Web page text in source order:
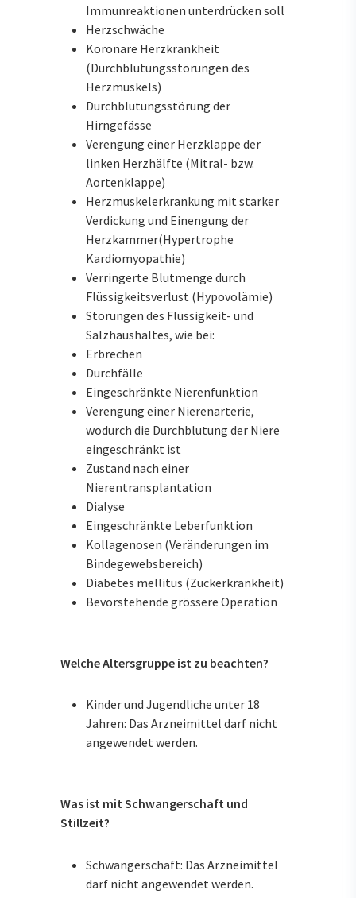
Immunreaktionen unterdrücken soll
Herzschwäche
Koronare Herzkrankheit
(Durchblutungsstörungen des
Herzmuskels)
Durchblutungsstörung der
Hirngefässe
Verengung einer Herzklappe der
linken Herzhälfte (Mitral- bzw.
Aortenklappe)
Herzmuskelerkrankung mit starker
Verdickung und Einengung der
Herzkammer(Hypertrophe
Kardiomyopathie)
Verringerte Blutmenge durch
Flüssigkeitsverlust (Hypovolämie)
Störungen des Flüssigkeit- und
Salzhaushaltes, wie bei:
Erbrechen
Durchfälle
Eingeschränkte Nierenfunktion
Verengung einer Nierenarterie,
wodurch die Durchblutung der Niere
eingeschränkt ist
Zustand nach einer
Nierentransplantation
Dialyse
Eingeschränkte Leberfunktion
Kollagenosen (Veränderungen im
Bindegewebsbereich)
Diabetes mellitus (Zuckerkrankheit)
Bevorstehende grössere Operation
Welche Altersgruppe ist zu beachten?
Kinder und Jugendliche unter 18
Jahren: Das Arzneimittel darf nicht
angewendet werden.
Was ist mit Schwangerschaft und
Stillzeit?
Schwangerschaft: Das Arzneimittel
darf nicht angewendet werden.